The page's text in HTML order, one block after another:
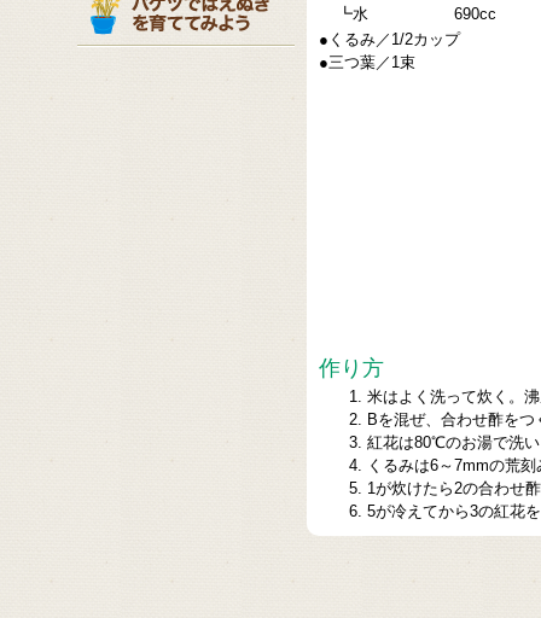
┗水
690cc
●くるみ／1/2カップ
●三つ葉／1束
作り方
米はよく洗って炊く。
Bを混ぜ、合わせ酢をつ
紅花は80℃のお湯で洗
くるみは6～7mmの荒
1が炊けたら2の合わせ
5が冷えてから3の紅花